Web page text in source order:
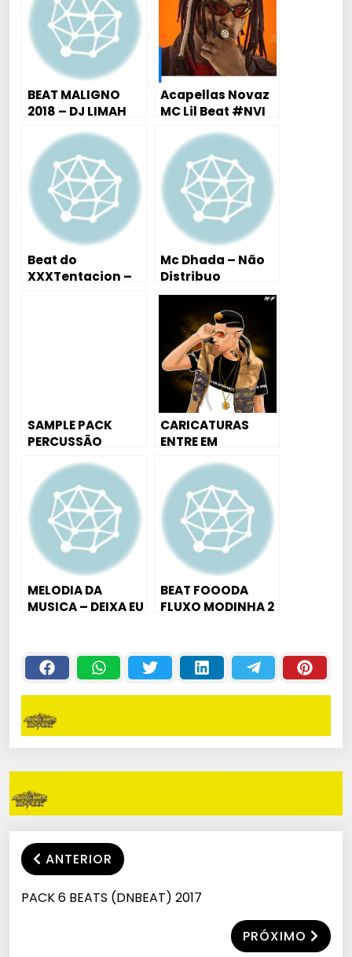
BEAT MALIGNO
2018 – DJ LIMAH
Acapellas Novaz
MC Lil Beat #NVI
Patatáh)
Beat do
XXXTentacion –
Mc Dhada – Não
Distribuo
Simpatia 2018
SAMPLE PACK
PERCUSSÃO
PRODUÇÃO DE
BEATS
CARICATURAS
ENTRE EM
MELODIA DA
MUSICA – DEIXA EU
PLAYBOY (DJ
JHOWN BEAT)
BEAT FOOODA
FLUXO MODINHA 2
BEAT)
ANTERIOR
PACK 6 BEATS (DNBEAT) 2017
PRÓXIMO